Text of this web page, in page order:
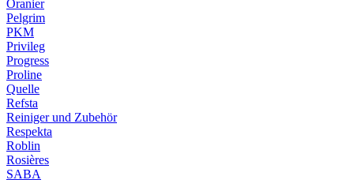
Oranier
Pelgrim
PKM
Privileg
Progress
Proline
Quelle
Refsta
Reiniger und Zubehör
Respekta
Roblin
Rosières
SABA